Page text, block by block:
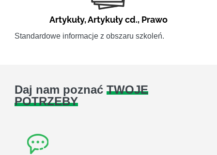
Artykuły,Artykuły cd., Prawo
Standardowe informacje z obszaru szkoleń.
Daj nam poznać TWOJE
POTRZEBY